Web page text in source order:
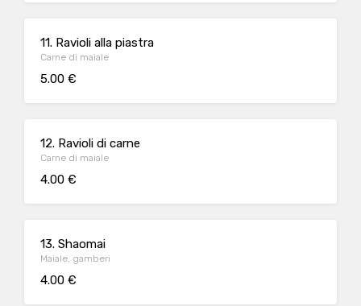
11. Ravioli alla piastra
Carne di maiale
5.00 €
12. Ravioli di carne
Carne di maiale
4.00 €
13. Shaomai
Maiale, gamberi
4.00 €